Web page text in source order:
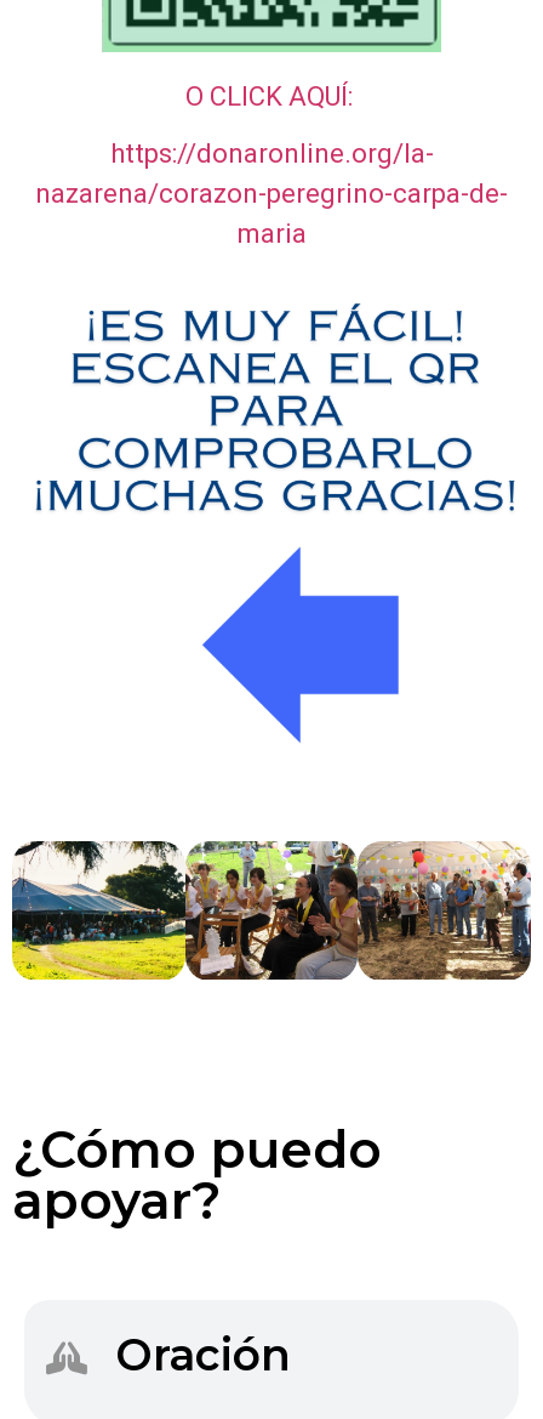
O CLICK AQUÍ:
https://donaronline.org/la-
nazarena/corazon-peregrino-carpa-de-
maria
¿Cómo puedo
apoyar?
Oración